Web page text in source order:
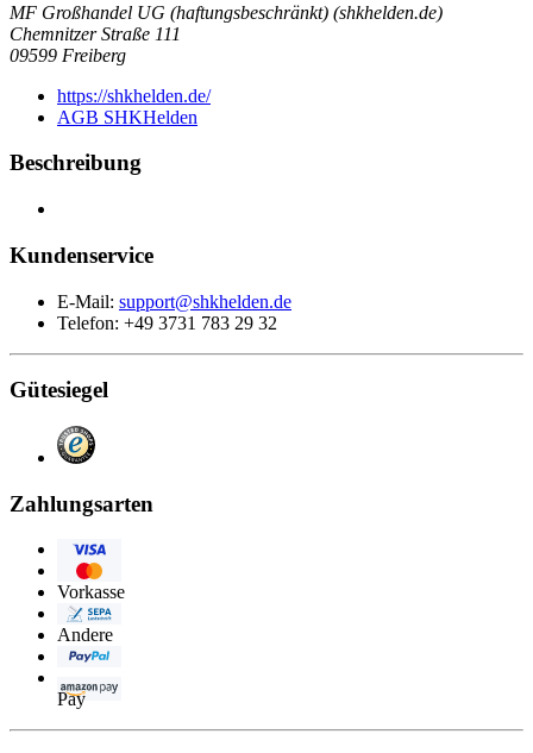
MF Großhandel UG (haftungsbeschränkt) (shkhelden.de)
Chemnitzer Straße 111
09599 Freiberg
https://shkhelden.de/
AGB SHKHelden
Beschreibung
Kundenservice
E-Mail: support@shkhelden.de
Telefon: +49 3731 783 29 32
Gütesiegel
Zahlungsarten
Vorkasse
Andere
Pay